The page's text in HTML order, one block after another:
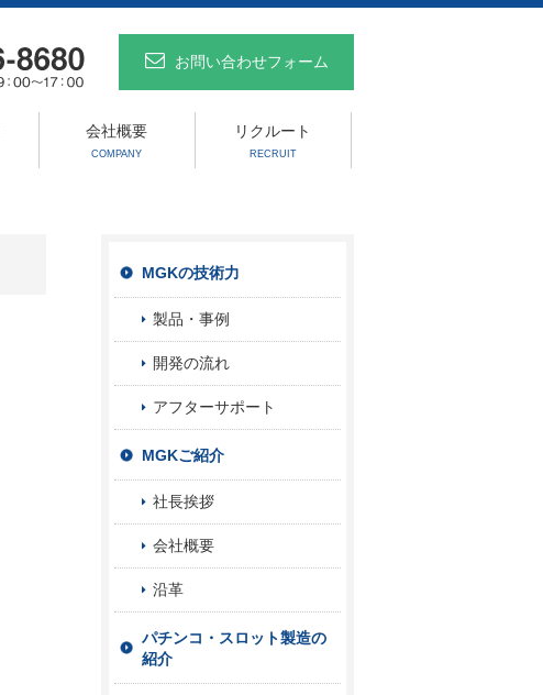
お問い合わせフォーム
会社概要
COMPANY
リクルート
RECRUIT
MGKの技術力
製品・事例
開発の流れ
アフターサポート
MGKご紹介
社長挨拶
会社概要
沿革
パチンコ・スロット製造の
紹介